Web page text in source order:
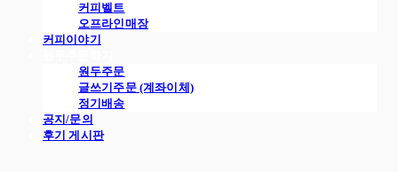
커피벨트
오프라인매장
커피이야기
원두주문
글쓰기주문 (계좌이체)
정기배송
공지/문의
후기 게시판